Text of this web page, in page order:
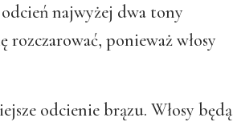
najwyżej dwa tony
ponieważ włosy
odcienie brązu. Włosy będą